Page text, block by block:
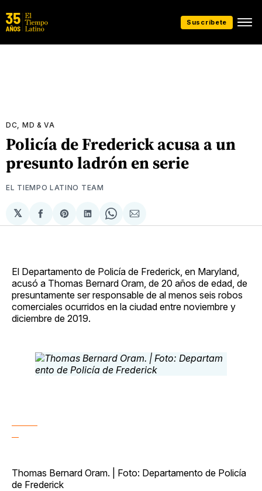
Suscríbete
DC, MD & VA
Policía de Frederick acusa a un
presunto ladrón en serie
EL TIEMPO LATINO TEAM
𝕏
Compartir
en
Share
on
Compartir
en
Share
on
Compartir
via
El Departamento de Policía de Frederick, en Maryland,
acusó a Thomas Bernard Oram, de 20 años de edad, de
presuntamente ser responsable de al menos seis robos
comerciales ocurridos en la ciudad entre noviembre y
diciembre de 2019.
Thomas Bernard Oram. | Foto: Departamento de Policía
de Frederick